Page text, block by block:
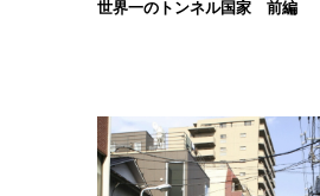
世界一のトンネル国家 前編